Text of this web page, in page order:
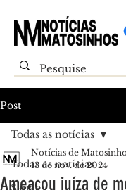
Post
Todas as notícias
Todas as notícias
Ameaçou juíza de
Notícias de
13 de nov. de 2024